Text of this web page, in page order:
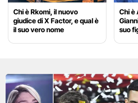
Chi è Rkomi, il nuovo
giudice di X Factor, e qual è
il suo vero nome
Chi è
suo